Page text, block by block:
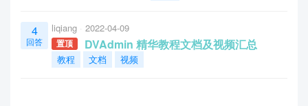
4
回答
liqiang 2022-04-09
置顶 DVAdmin 精华教程文档及视频汇总
教程 文档 视频